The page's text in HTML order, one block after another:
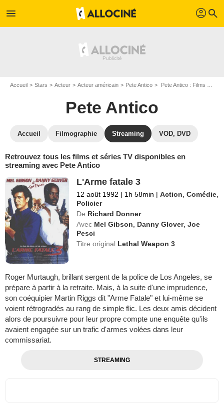
menu profil search
Accueil Stars Acteur Acteur américain Pete Antico Pete Antico : Films et séries online
Pete Antico
Accueil Filmographie Streaming VOD, DVD
Retrouvez tous les films et séries TV disponibles en
streaming avec Pete Antico
L'Arme fatale 3
12 août 1992 | 1h 58min | Action ,Comédie
Policier
De Richard Donner
Avec Mel Gibson Danny Glover,Joe
Pesci
Titre original Lethal Weapon 3
Roger Murtaugh, brillant sergent de la police de Los Angeles, se
prépare à partir à la retraite. Mais, à la suite d'une imprudence,
son coéquipier Martin Riggs dit "Arme Fatale" et lui-même se
voient rétrogradés au rang de simple flic. Les deux amis décident
alors de poursuivre pour leur propre compte une enquête qu'ils
avaient engagée sur un trafic d'armes volées dans leur
commissariat.
STREAMING